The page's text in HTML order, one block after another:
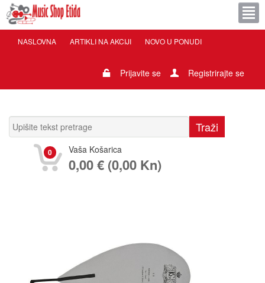
NASLOVNA ARTIKLI NA AKCIJI NOVO U PONUDI
Prijavite se Registrirajte se
0 Vaša Košarica
0,00 € (0,00 Kn)